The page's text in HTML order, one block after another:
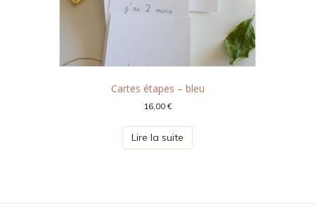
Cartes étapes – bleu
16,00€
Lire la suite